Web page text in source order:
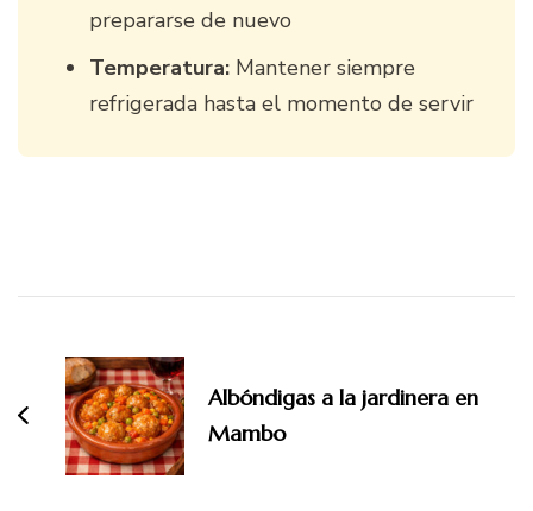
prepararse de nuevo
Temperatura: Mantener siempre
refrigerada hasta el momento de servir
entradas
Albóndigas a la jardinera en
Mambo